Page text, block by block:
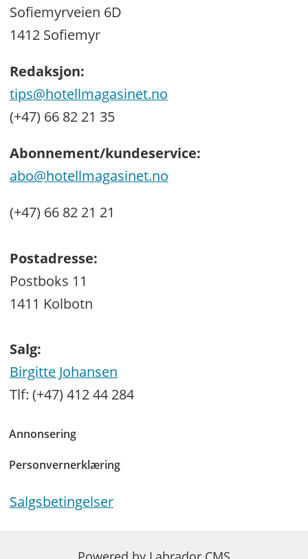
Sofiemyrveien 6D
1412 Sofiemyr
Redaksjon:
tips@hotellmagasinet.no
(+47) 66 82 21 35
Abonnement/kundeservice:
abo@hotellmagasinet.no
(+47) 66 82 21 21
Postadresse:
Postboks 11
1411 Kolbotn
Salg:
Birgitte Johansen
Tlf: (+47) 412 44 284
Annonsering
Personvernerklæring
Salgsbetingelser